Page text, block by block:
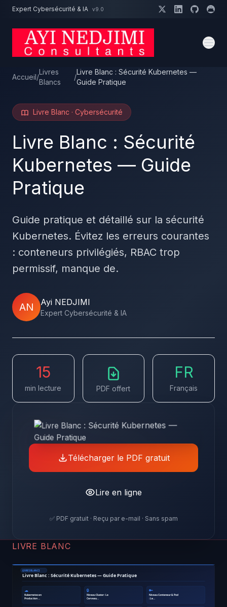
Aller au contenu principal
Expert Cybersécurité & IA v9.0
Accueil/
Livres
Blancs
/
Livre Blanc : Sécurité Kubernetes —
Guide Pratique
Livre Blanc · Cybersécurité
Livre Blanc : Sécurité
Kubernetes — Guide
Pratique
Guide pratique et détaillé sur la sécurité
Kubernetes. Évitez les erreurs courantes
: conteneurs privilégiés, RBAC trop
permissif, manque de.
AN Ayi NEDJIMI
Expert Cybersécurité & IA
15
min lecture PDF offert
FR
Français
Télécharger le PDF gratuit
Lire en ligne
✅ PDF gratuit · Reçu par e-mail · Sans spam
LIVRE BLANC
LIVRES BLANCS
Livre Blanc : Sécurité Kubernetes — Guide Pratique
☁
Kubernetes en
Production …
🔒
Niveau Cluster : Le
Cerveau…
🔑
Niveau Conteneur & Pod
: Le…
Un projet cybersécurité ?